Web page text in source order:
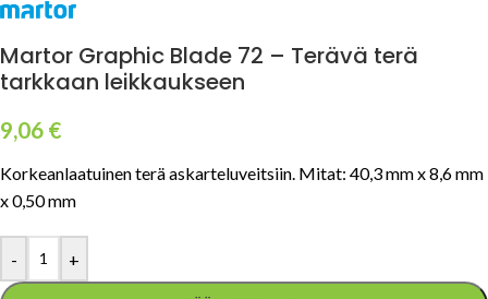
Martor Graphic Blade 72 – Terävä terä
tarkkaan leikkaukseen
9,06 €
Korkeanlaatuinen terä askarteluveitsiin. Mitat: 40,3 mm x 8,6 mm
x 0,50 mm
- +